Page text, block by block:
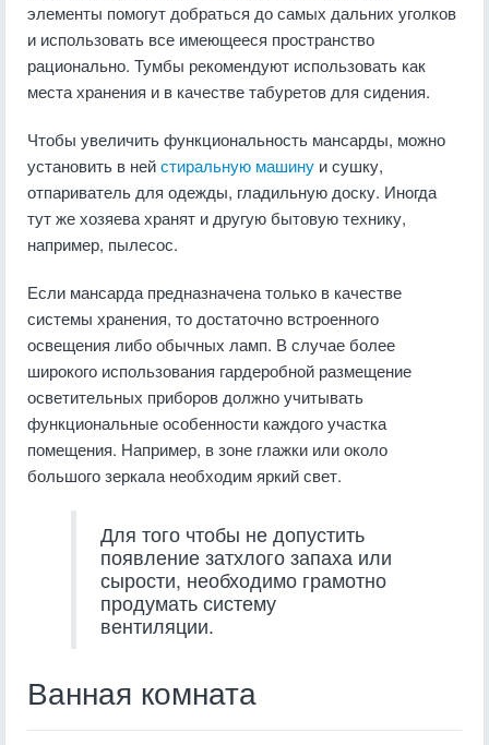
элементы помогут добраться до самых дальних уголков
и использовать все имеющееся пространство
рационально. Тумбы рекомендуют использовать как
места хранения и в качестве табуретов для сидения.
Чтобы увеличить функциональность мансарды, можно
установить в нейстиральную машину и сушку,
отпариватель для одежды, гладильную доску. Иногда
тут же хозяева хранят и другую бытовую технику,
например, пылесос.
Если мансарда предназначена только в качестве
системы хранения, то достаточно встроенного
освещения либо обычных ламп. В случае более
широкого использования гардеробной размещение
осветительных приборов должно учитывать
функциональные особенности каждого участка
помещения. Например, в зоне глажки или около
большого зеркала необходим яркий свет.
Для того чтобы не допустить
появление затхлого запаха или
сырости, необходимо грамотно
продумать систему
вентиляции.
Ванная комната